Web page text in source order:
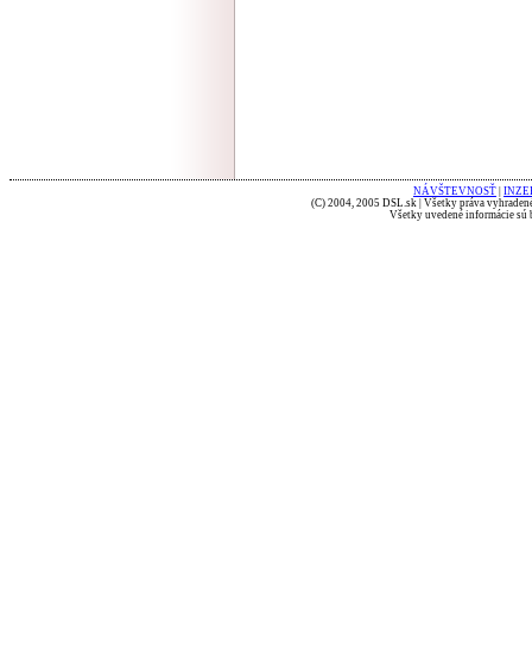
NÁVŠTEVNOSŤ
(C) 2004, 2005 DSL.sk | Všetky práva
Všetky uvedené informácie sú